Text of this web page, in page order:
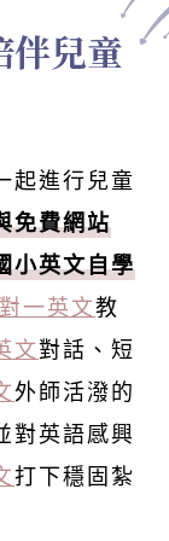
伴兒童
起進行兒童
免費網站
小英文自學
一英文教
文對話、短
外師活潑的
對英語感興
打下穩固紮